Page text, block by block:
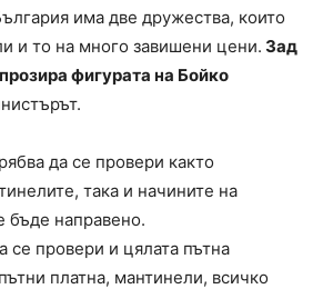
има две дружества, които
и то на много завишени цени. Зад
фигурата на Бойко
да се провери както
така и начините на
ще бъде направено.
и цялата пътна
платна, мантинели, всичко